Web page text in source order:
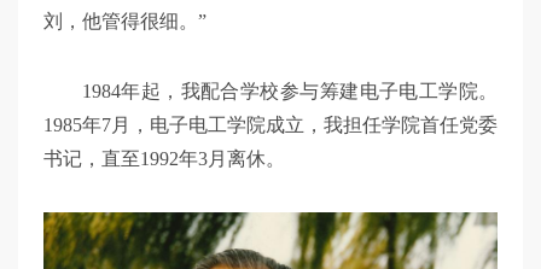
刘，他管得很细。”
1984年起，我配合学校参与筹建电子电工学院。
1985年7月，电子电工学院成立，我担任学院首任党委
书记，直至1992年3月离休。